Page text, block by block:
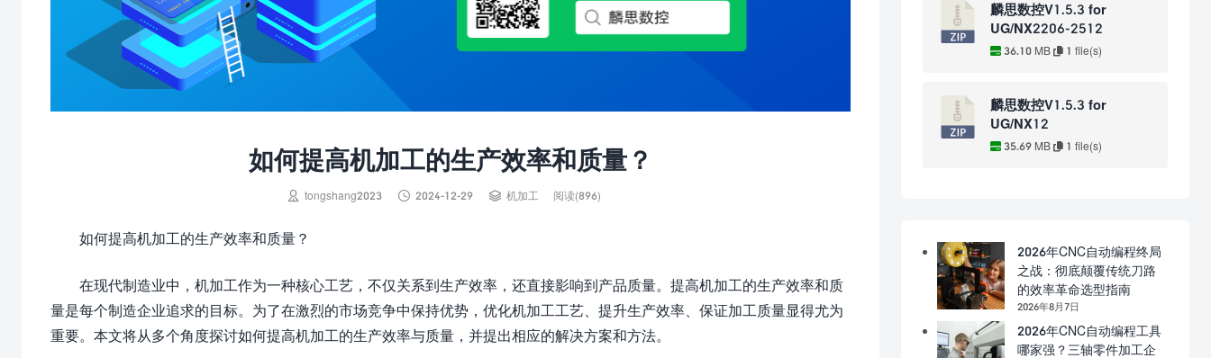
如何提高机加工的生产效率和质量？
 tongshang2023  2024-12-29  机加工 阅读(896)
如何提高机加工的生产效率和质量？
在现代制造业中，机加工作为一种核心工艺，不仅关系到生产效率，还直接影响到产品质量。提高机加工的生产效率和质
量是每个制造企业追求的目标。为了在激烈的市场竞争中保持优势，优化机加工工艺、提升生产效率、保证加工质量显得尤为
重要。本文将从多个角度探讨如何提高机加工的生产效率与质量，并提出相应的解决方案和方法。
麟思数控V1.5.3 for
UG/NX2206-2512
36.10 MB 1 file(s)
麟思数控V1.5.3 for
UG/NX12
35.69 MB 1 file(s)
2026年CNC自动编程终局
之战：彻底颠覆传统刀路
的效率革命选型指南
2026年8月7日
2026年CNC自动编程工具
哪家强？三轴零件加工企